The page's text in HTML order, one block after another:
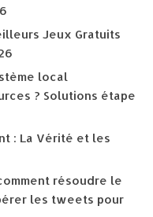
Jeux Gratuits
local
? Solutions étape
: La Vérité et les
résoudre le
les tweets pour